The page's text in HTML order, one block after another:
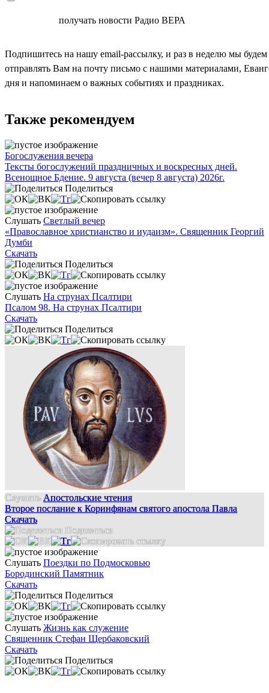
получать новости Радио ВЕРА
Подпишитесь на нашу email-рассылку, и раз в неделю мы будем
отправлять Вам на почту письмо с нашими материалами,
дня и напоминаем о важных событиях и праздниках.
Также рекомендуем
Богослужения вечера
Тексты богослужений праздничных и воскресных дней.
Всенощное Бдение. 9 августа (вечер 8 августа) 2026г.
Поделиться
Слушать Светлый вечер
«Православное христианство и иудаизм». Священник Георгий
Думби
Скачать
Поделиться
Слушать На струнах Псалтири
Псалом 98. На струнах Псалтири
Скачать
Поделиться
Слушать Апостольские чтения
Второе послание к Коринфянам святого апостола Павла
Скачать
Поделиться
Слушать Поездки по Подмосковью
Бородинский Памятник
Скачать
Поделиться
Слушать Жизнь как служение
Священник Стефан Щербаковский
Скачать
Поделиться